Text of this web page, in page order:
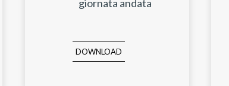
giornata andata
DOWNLOAD